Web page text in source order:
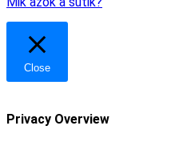
Close
Privacy Overview